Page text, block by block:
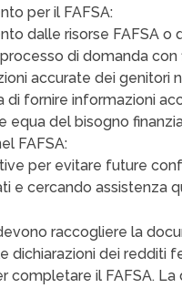
per il FAFSA:
dalle risorse FAFSA o
di domanda con
accurate dei genitori
di fornire informazioni
equa del bisogno
FAFSA:
per evitare future
e cercando assistenza
raccogliere la
dichiarazioni dei redditi
completare il FAFSA.